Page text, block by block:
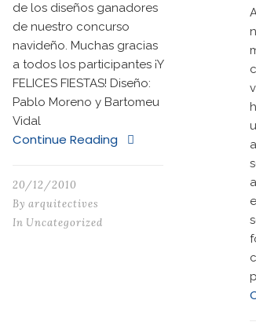
de los diseños ganadores
de nuestro concurso
navideño. Muchas gracias
a todos los participantes ¡Y
FELICES FIESTAS! Diseño:
Pablo Moreno y Bartomeu
Vidal
Continue Reading
20/12/2010
By arquitectives
In Uncategorized